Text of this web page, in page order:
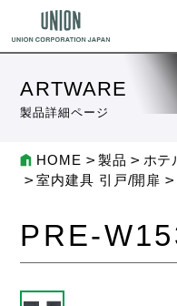
ARTWARE
製品詳細ページ
HOME 製品
ホテ
室内建具 引戸/開扉
PRE-